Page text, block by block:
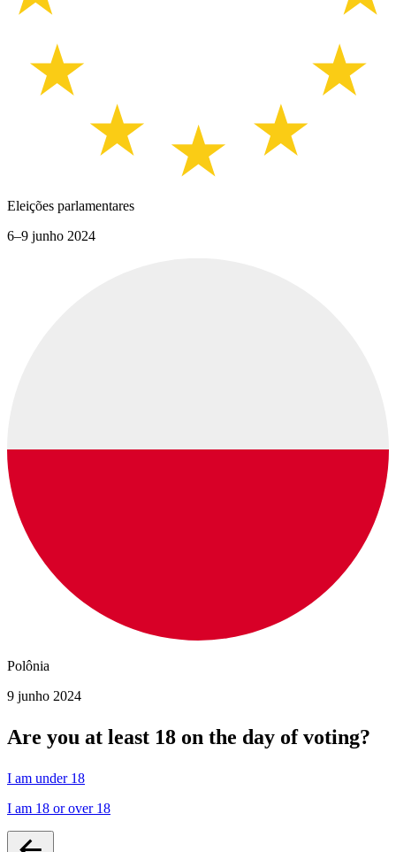
Eleições parlamentares
6–9 junho 2024
Polônia
9 junho 2024
Are you at least 18 on the day of voting?
I am under 18
I am 18 or over 18